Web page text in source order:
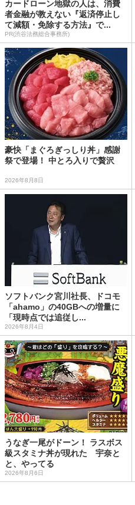
カードローン地獄の人は、消費
者金融が教えない『返済停止し
て減額・免除する方法』で...
PR(渋谷法務総合事務所)
豪快「まぐろぎっしり丼」感謝
祭で登場！ 中とろ入りで贅沢
2026年8月8日
ソフトバンク宮川社長、ドコモ
「ahamo」の40GBへの増量に
「現時点では追従し...
2026年8月4日
うなぎ一尾がドーン！ ラスボス
級スタミナ丼が現れた 宇奈と
と、やってる
2026年8月6日